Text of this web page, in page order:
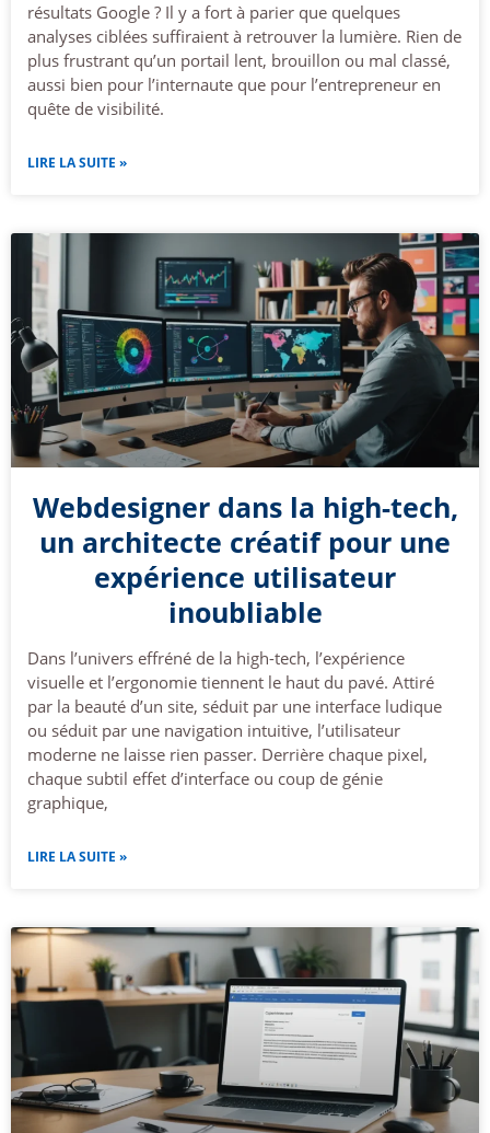
résultats Google ? Il y a fort à parier que quelques
analyses ciblées suffiraient à retrouver la lumière. Rien de
plus frustrant qu’un portail lent, brouillon ou mal classé,
aussi bien pour l’internaute que pour l’entrepreneur en
quête de visibilité.
LIRE LA SUITE »
Webdesigner dans la high-tech,
un architecte créatif pour une
expérience utilisateur
inoubliable
Dans l’univers effréné de la high-tech, l’expérience
visuelle et l’ergonomie tiennent le haut du pavé. Attiré
par la beauté d’un site, séduit par une interface ludique
ou séduit par une navigation intuitive, l’utilisateur
moderne ne laisse rien passer. Derrière chaque pixel,
chaque subtil effet d’interface ou coup de génie
graphique,
LIRE LA SUITE »